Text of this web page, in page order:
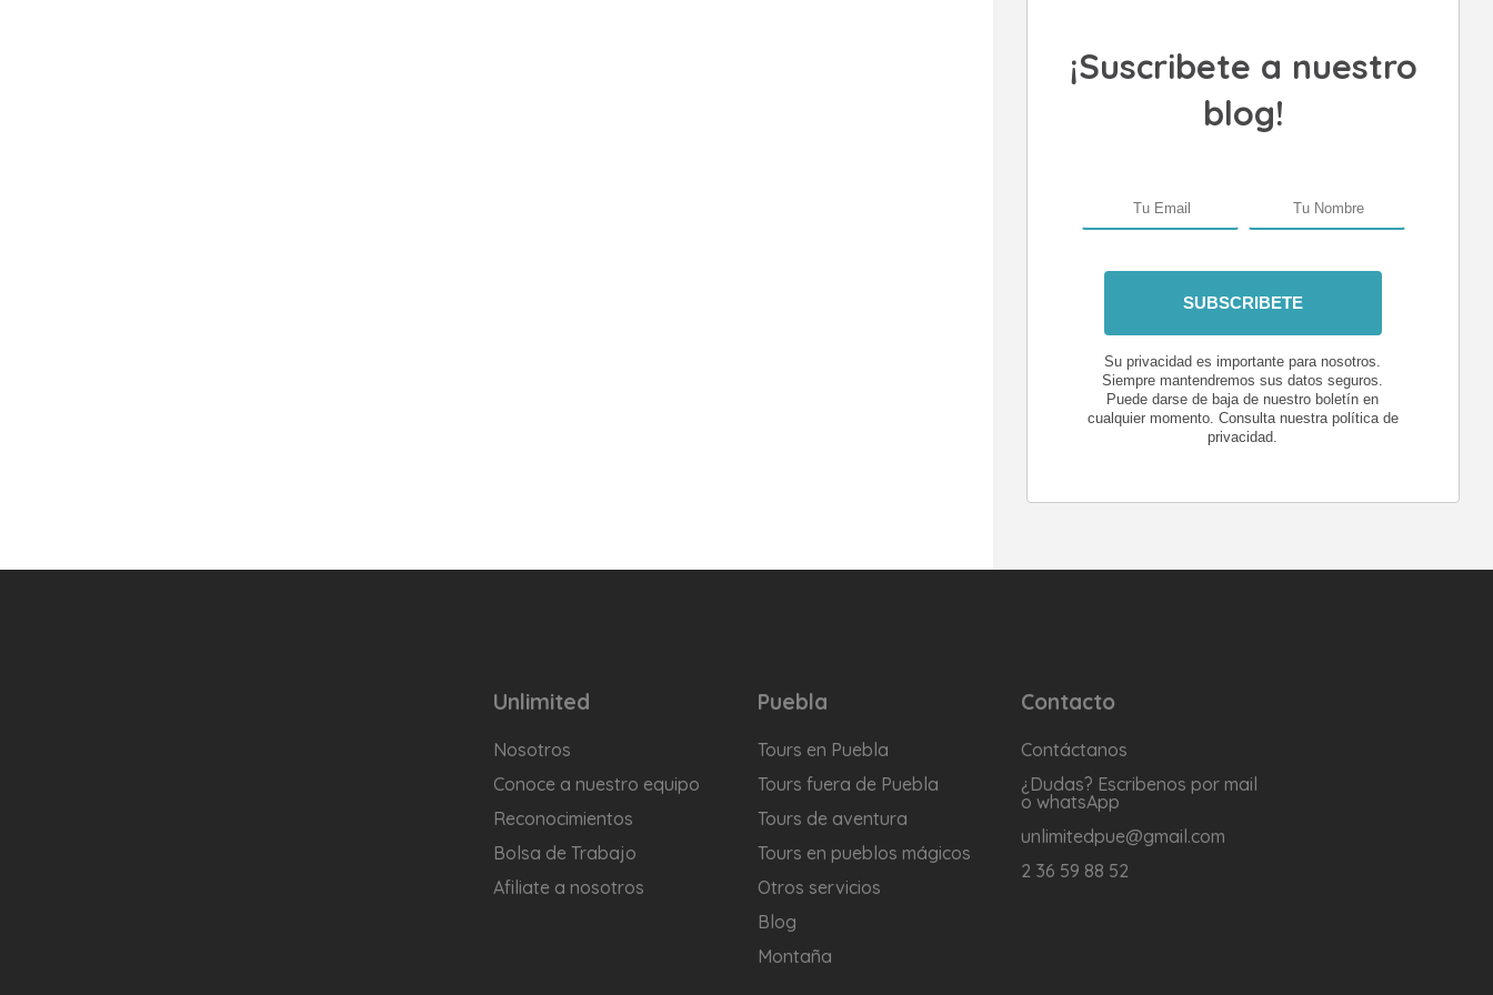
¡Suscribete a nuestro
blog!
Su privacidad es importante para nosotros.
Siempre mantendremos sus datos seguros.
Puede darse de baja de nuestro boletín en
cualquier momento. Consulta nuestra política de
privacidad.
Unlimited
Nosotros
Conoce a nuestro equipo
Reconocimientos
Bolsa de Trabajo
Afiliate a nosotros
Puebla
Tours en Puebla
Tours fuera de Puebla
Tours de aventura
Tours en pueblos mágicos
Otros servicios
Blog
Montaña
Contacto
Contáctanos
¿Dudas? Escribenos por mail
o whatsApp
unlimitedpue@gmail.com
2 36 59 88 52